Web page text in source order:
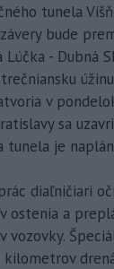
tunela
bude
Lúčka - Dubná
v
sa
tunela je
diaľničiari
ostenia a
vozovky.